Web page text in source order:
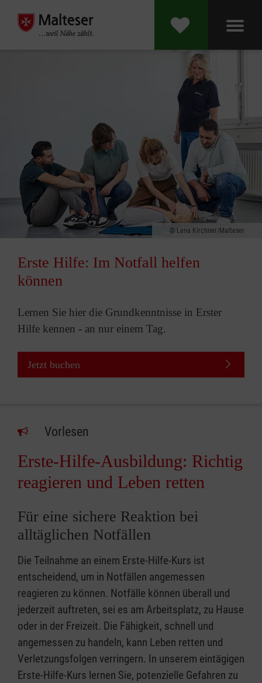
Lena Kirchner/Malteser
Erste Hilfe: Im Notfall helfen
können
Lernen Sie hier die Grundkenntnisse in Erster
Hilfe kennen - an nur einem Tag.
Jetzt buchen
Vorlesen
Erste-Hilfe-Ausbildung: Richtig
reagieren und Leben retten
Für eine sichere Reaktion bei
alltäglichen Notfällen
Die Teilnahme an einem Erste-Hilfe-Kurs ist
entscheidend, um in Notfällen angemessen
reagieren zu können. Notfälle können überall und
jederzeit auftreten, sei es am Arbeitsplatz, zu Hause
oder in der Freizeit. Die Fähigkeit, schnell und
angemessen zu handeln, kann Leben retten und
Verletzungsfolgen verringern. In unserem eintägigen
Erste-Hilfe-Kurs lernen Sie, potenzielle Gefahren zu